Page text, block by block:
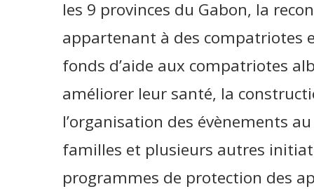
les 9 provinces du Gabon, la
appartenant à des compatriotes
fonds d’aide aux compatriotes
améliorer leur santé, la
l’organisation des évènements
familles et plusieurs autres
programmes de protection des